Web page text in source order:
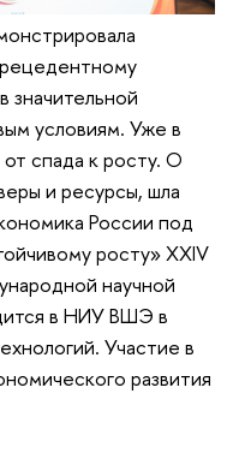
значительной
условиям. Уже в
спада к росту. О
и ресурсы, шла
России под
росту» XXIV
научной
в НИУ ВШЭ в
Участие в
развития